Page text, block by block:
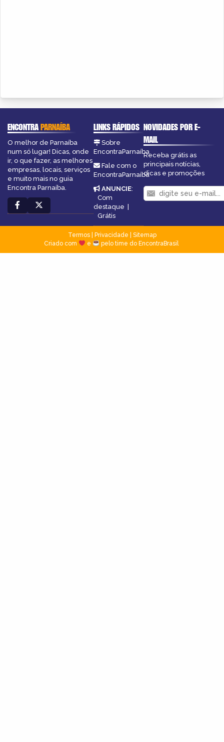
ENCONTRAPARNAÍBA
O melhor de Parnaíba
num só lugar! Dicas, onde
ir, o que fazer, as melhores
empresas, locais, serviços
e muito mais no guia
Encontra Parnaíba.
LINKS RÁPIDOS
Sobre
EncontraParnaíba
Fale com o
EncontraParnaíba
ANUNCIE:
Com
destaque
Grátis
NOVIDADES POR E-
MAIL
Receba grátis as
principais notícias,
dicas e promoções
Termos| Privacidade
Sitemap
Criado com
e pelo time do EncontraBrasil